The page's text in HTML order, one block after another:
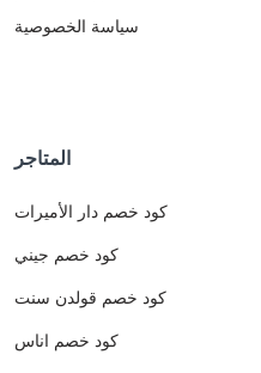
سياسة الخصوصية
المتاجر
كود خصم دار الأميرات
كود خصم جيني
كود خصم قولدن سنت
كود خصم اناس